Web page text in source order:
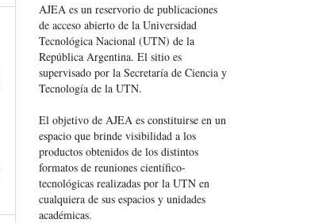
AJEA es un reservorio de publicaciones
de acceso abierto de la Universidad
Tecnológica Nacional (UTN) de la
República Argentina. El sitio es
supervisado por la Secretaría de Ciencia y
Tecnología de la UTN.
El objetivo de AJEA es constituirse en un
espacio que brinde visibilidad a los
productos obtenidos de los distintos
formatos de reuniones científico-
tecnológicas realizadas por la UTN en
cualquiera de sus espacios y unidades
académicas.